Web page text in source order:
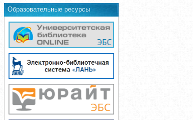
Образовательные ресурсы